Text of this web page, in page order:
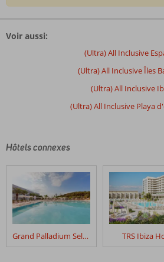
sont
Grand
White
Resort
Spa
Voir aussi:
(Ultra) All Inclusive
(Ultra) All Inclusive Îles
(Ultra) All Inclusive
(Ultra) All Inclusive Playa
Hôtels connexes
Grand Palladium Select Palace Ibiza TRS Ibiza